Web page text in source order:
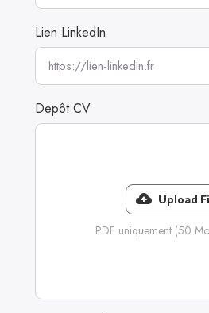
Lien LinkedIn
Depôt CV
Upload
PDF uniquement (50